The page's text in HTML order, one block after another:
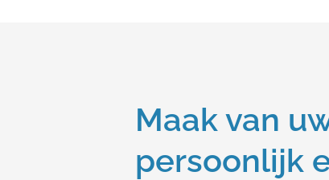
Maak van
persoonlijk